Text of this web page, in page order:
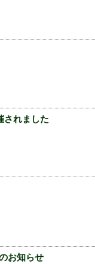
されました
お知らせ